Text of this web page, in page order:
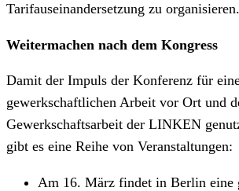
Tarifauseinandersetzung zu organisieren.
Weitermachen nach dem Kongress
Damit der Impuls der Konferenz für
gewerkschaftlichen Arbeit vor Ort und
Gewerkschaftsarbeit der LINKEN
gibt es eine Reihe von Veranstaltungen:
Am 16. März findet in Berlin eine